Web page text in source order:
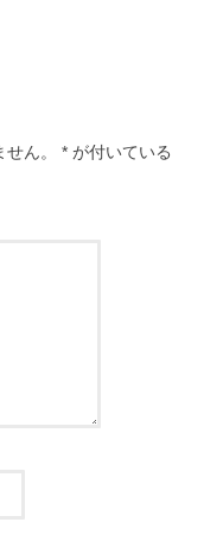
ん。 * が付いている